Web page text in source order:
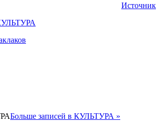
Источник
Больше записей в КУЛЬТУРА »